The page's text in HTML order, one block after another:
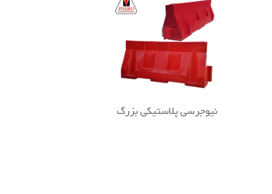
نیوجرسی پلاستیکی بزرگ